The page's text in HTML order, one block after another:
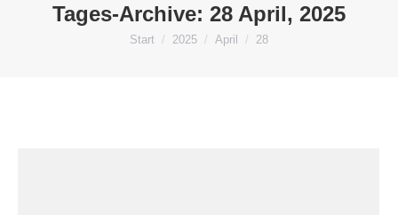
Tages-Archive: 28 April, 2025
Sie befinden sich hier:
Start 2025 April 28